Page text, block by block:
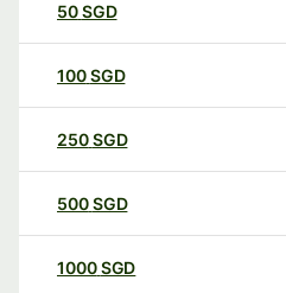
50SGD
100SGD
250SGD
500SGD
1000SGD